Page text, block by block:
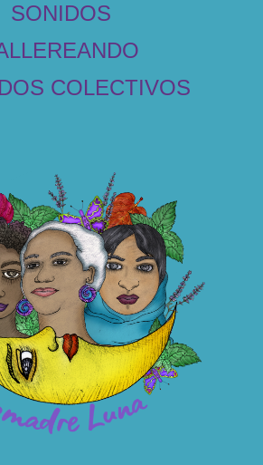
SONIDOS
COLECTIVOS